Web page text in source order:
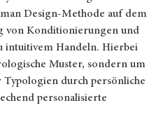
Design-Methode auf dem
von Konditionierungen und
intuitivem Handeln. Hierbei
Muster, sondern um
durch persönliche
personalisierte